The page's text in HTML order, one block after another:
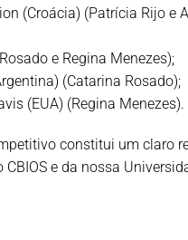
(Croácia) (Patrícia Rijo e
e Regina Menezes);
(Catarina Rosado);
(EUA) (Regina Menezes).
constitui um claro
e da nossa